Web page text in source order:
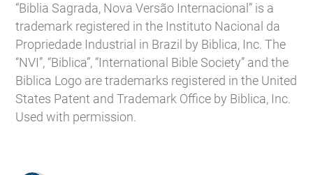
“Biblia Sagrada, Nova Versão Internacional” is a
trademark registered in the Instituto Nacional da
Propriedade Industrial in Brazil by Biblica, Inc. The
“NVI”, “Biblica”, “International Bible Society” and the
Biblica Logo are trademarks registered in the United
States Patent and Trademark Office by Biblica, Inc.
Used with permission.